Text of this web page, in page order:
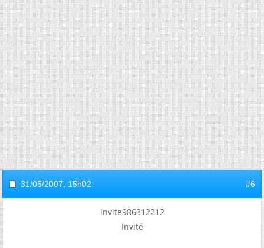
31/05/2007, 15h02 #6
invite986312212
Invité